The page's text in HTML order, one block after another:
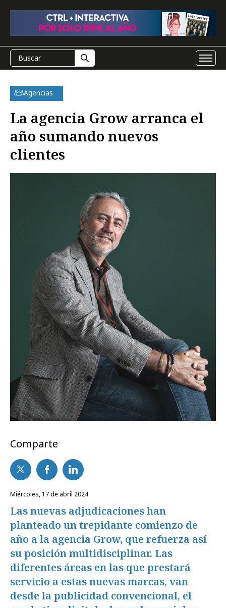
Agencias
La agencia Grow arranca el
año sumando nuevos
clientes
Comparte
miércoles, 17 de abril 2024
Las nuevas adjudicaciones han
planteado un trepidante comienzo de
año a la agencia Grow, que refuerza así
su posición multidisciplinar. Las
diferentes áreas en las que prestará
servicio a estas nuevas marcas, van
desde la publicidad convencional, el